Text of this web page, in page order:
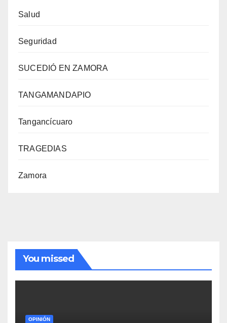
Salud
Seguridad
SUCEDIÓ EN ZAMORA
TANGAMANDAPIO
Tangancícuaro
TRAGEDIAS
Zamora
You missed
OPINIÓN